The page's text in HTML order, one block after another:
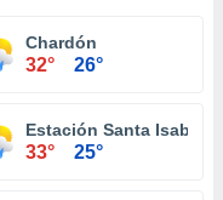
Chardón
32° 26°
Estación Santa Isabel
33° 25°